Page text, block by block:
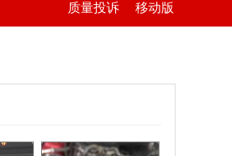
质量投诉 移动版